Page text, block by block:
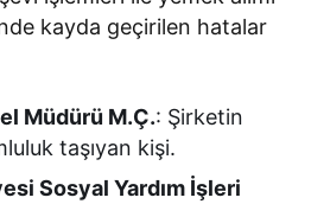
kayda geçirilen hatalar
Müdürü M.Ç.: Şirketin
taşıyan kişi.
Sosyal Yardım İşleri